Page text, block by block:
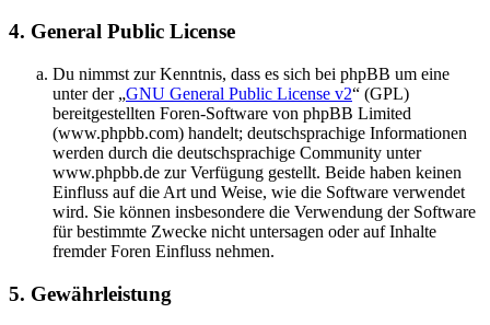
4. General Public License
Du nimmst zur Kenntnis, dass es sich bei phpBB um eine
unter der „GNU General Public License v2“ (GPL)
bereitgestellten Foren-Software von phpBB Limited
(www.phpbb.com) handelt; deutschsprachige Informationen
werden durch die deutschsprachige Community unter
www.phpbb.de zur Verfügung gestellt. Beide haben keinen
Einfluss auf die Art und Weise, wie die Software verwendet
wird. Sie können insbesondere die Verwendung der Software
für bestimmte Zwecke nicht untersagen oder auf Inhalte
fremder Foren Einfluss nehmen.
5. Gewährleistung